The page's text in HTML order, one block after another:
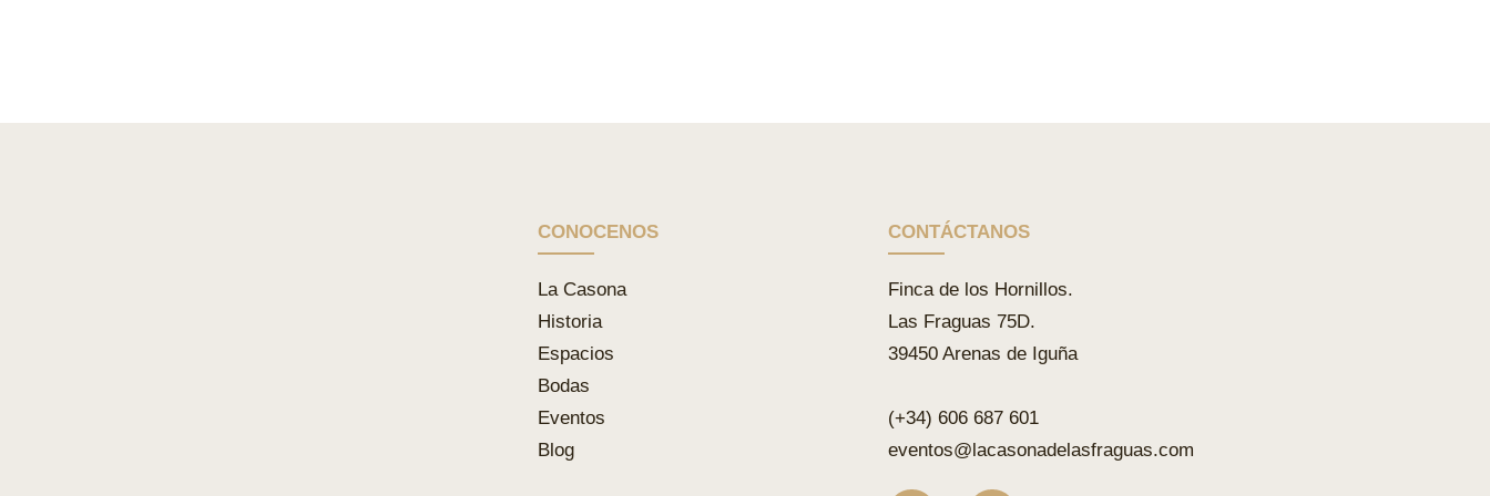
CONOCENOS
La Casona
Historia
Espacios
Bodas
Eventos
Blog
CONTÁCTANOS
Finca de los Hornillos.
Las Fraguas 75D.
39450 Arenas de Iguña
(+34) 606 687 601
eventos@lacasonadelasfraguas.com